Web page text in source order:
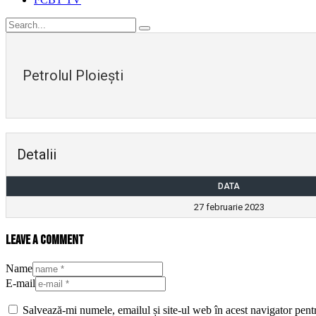
Petrolul Ploiești
Detalii
DATA
27 februarie 2023
Leave a comment
Name
E-mail
Salvează-mi numele, emailul și site-ul web în acest navigator